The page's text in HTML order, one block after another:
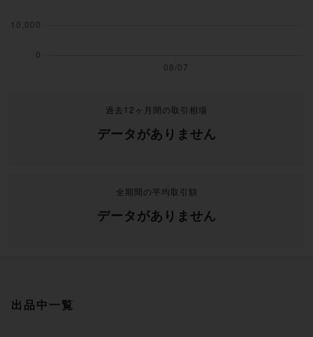
過去12ヶ月間の取引相場
データがありません
全期間の平均取引額
データがありません
出品中一覧